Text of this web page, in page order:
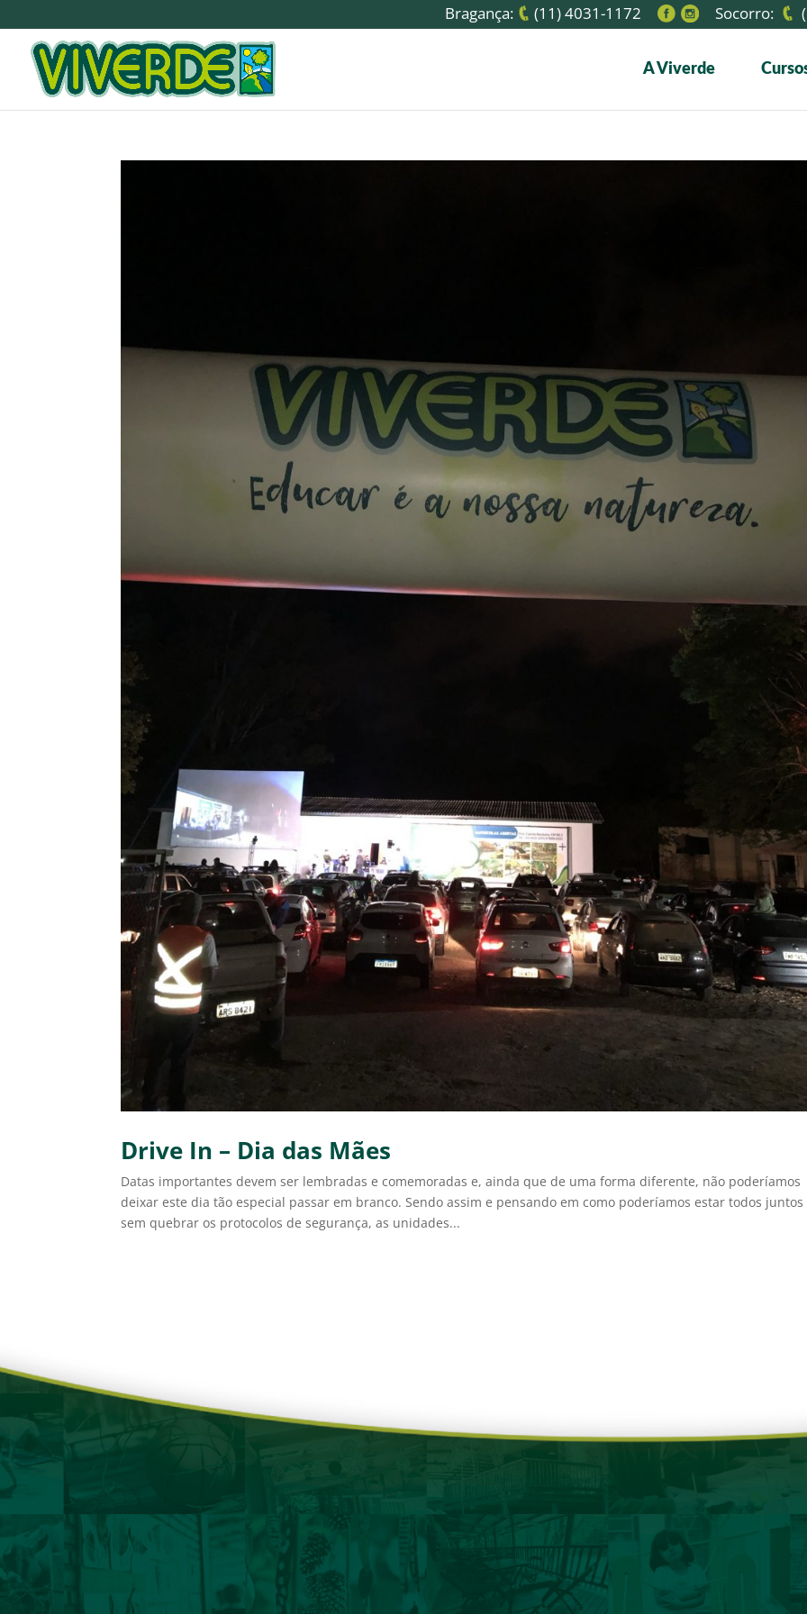
Bragança: (11) 4031-1172 Socorro:
A Viverde
Drive In – Dia das Mães
Datas importantes devem ser lembradas e comemoradas e, ainda que de uma forma diferente, não poderíamos
deixar este dia tão especial passar em branco. Sendo assim e pensando em como poderíamos estar todos juntos
sem quebrar os protocolos de segurança, as unidades...